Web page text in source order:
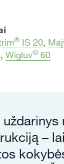
® IS 20,
, Wigluv® 60
–